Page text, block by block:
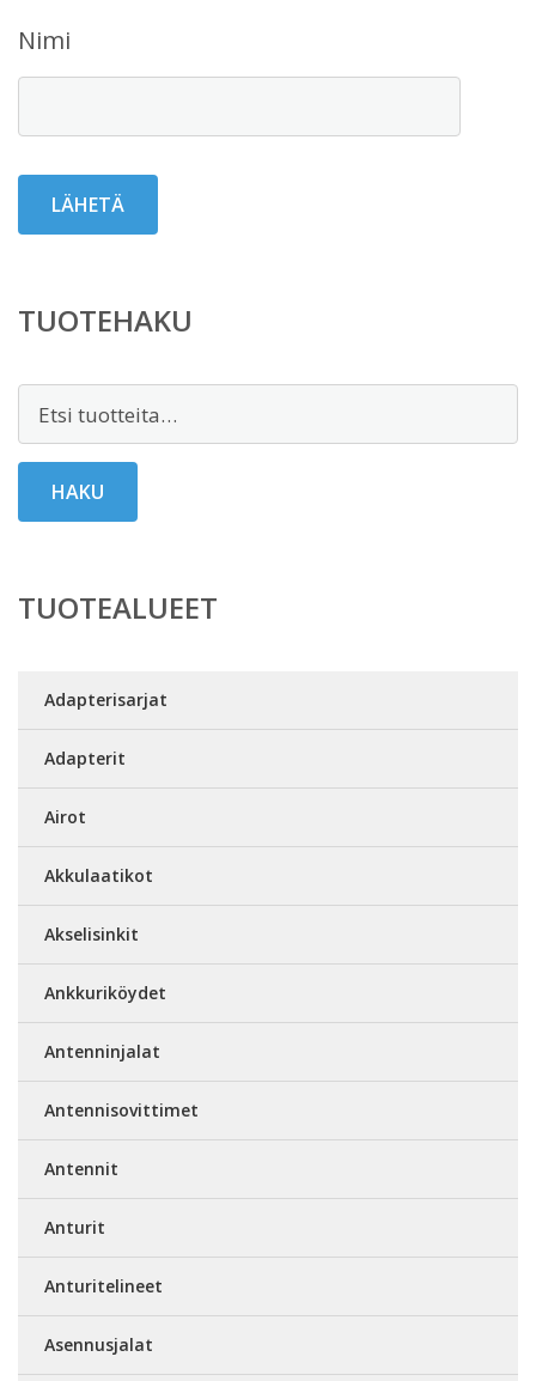
Nimi
TUOTEHAKU
HAKU
TUOTEALUEET
Adapterisarjat
Adapterit
Airot
Akkulaatikot
Akselisinkit
Ankkuriköydet
Antenninjalat
Antennisovittimet
Antennit
Anturit
Anturitelineet
Asennusjalat